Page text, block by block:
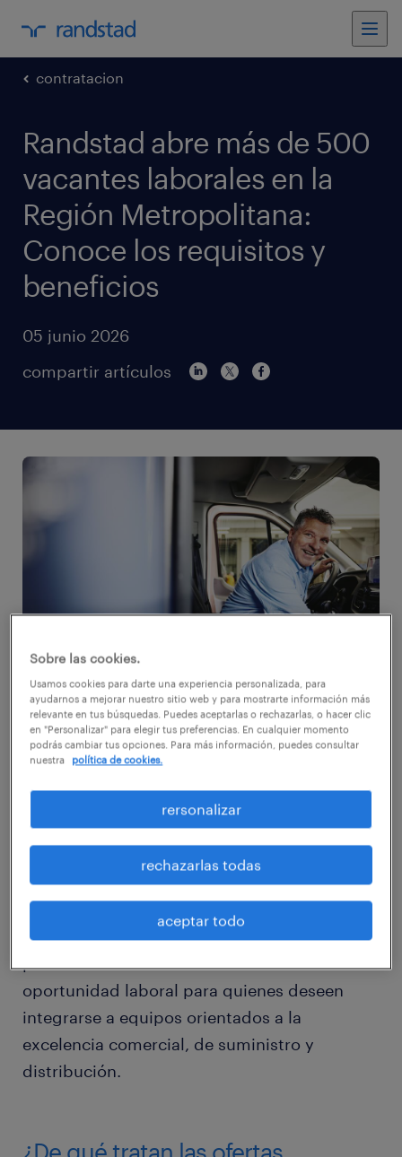
contratacion
Randstad abre más de 500
vacantes laborales en la
Región Metropolitana:
Conoce los requisitos y
beneficios
05 junio 2026
compartir artículos
5 de junio 2026
Randstad, la compañía de talento líder a nivel
reclutamiento en la Región Metropolitana. El
objetivo es incorporar a más de 100
Ejecutivos de Ventas en Terreno para
importantes empresas de
telecomunicaciones y cubrir más de 400
vacantes en el área de Logística. Estas nuevas
posiciones brindan una excelente
oportunidad laboral para quienes deseen
integrarse a equipos orientados a la
excelencia comercial, de suministro y
distribución.
Sobre las cookies.
Usamos cookies para darte una experiencia personalizada, para
ayudarnos a mejorar nuestro sitio web y para mostrarte información más
relevante en tus búsquedas. Puedes aceptarlas o rechazarlas, o hacer clic
en "Personalizar" para elegir tus preferencias. En cualquier momento
podrás cambiar tus opciones. Para más información, puedes consultar
nuestra
política de cookies.
rersonalizar
rechazarlas todas
aceptar todo